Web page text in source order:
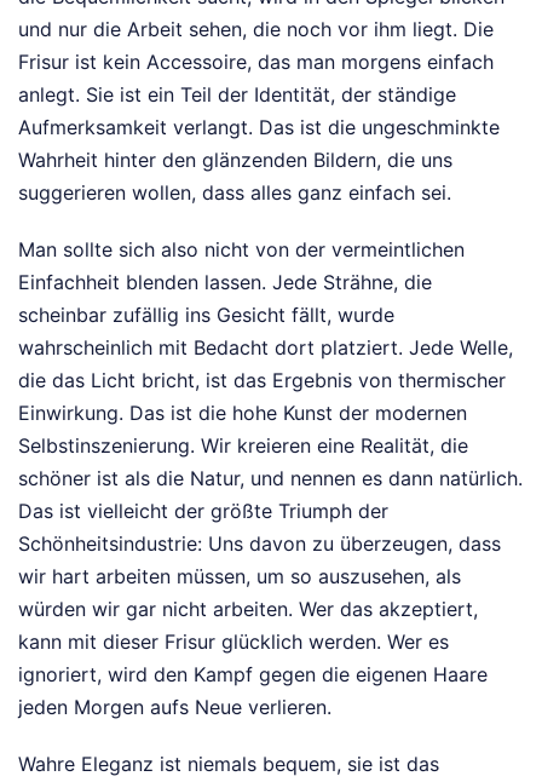
und nur die Arbeit sehen, die noch vor ihm liegt. Die
Frisur ist kein Accessoire, das man morgens einfach
anlegt. Sie ist ein Teil der Identität, der ständige
Aufmerksamkeit verlangt. Das ist die ungeschminkte
Wahrheit hinter den glänzenden Bildern, die uns
suggerieren wollen, dass alles ganz einfach sei.
Man sollte sich also nicht von der vermeintlichen
Einfachheit blenden lassen. Jede Strähne, die
scheinbar zufällig ins Gesicht fällt, wurde
wahrscheinlich mit Bedacht dort platziert. Jede Welle,
die das Licht bricht, ist das Ergebnis von thermischer
Einwirkung. Das ist die hohe Kunst der modernen
Selbstinszenierung. Wir kreieren eine Realität, die
schöner ist als die Natur, und nennen es dann natürlich.
Das ist vielleicht der größte Triumph der
Schönheitsindustrie: Uns davon zu überzeugen, dass
wir hart arbeiten müssen, um so auszusehen, als
würden wir gar nicht arbeiten. Wer das akzeptiert,
kann mit dieser Frisur glücklich werden. Wer es
ignoriert, wird den Kampf gegen die eigenen Haare
jeden Morgen aufs Neue verlieren.
Wahre Eleganz ist niemals bequem, sie ist das